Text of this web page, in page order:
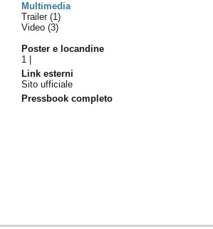
Multimedia
Trailer (1)
Video (3)
Poster e locandine
1
Link esterni
Sito ufficiale
Pressbook completo